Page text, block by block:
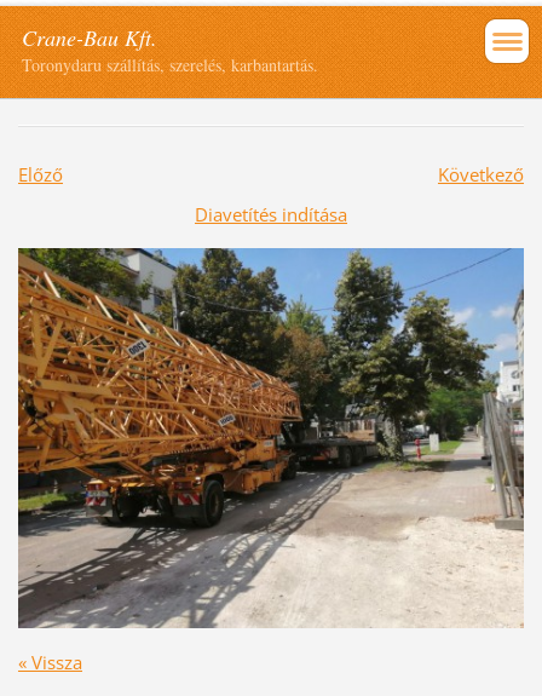
Crane-Bau Kft.
Toronydaru szállítás, szerelés, karbantartás.
Előző
Következő
Diavetítés indítása
« Vissza